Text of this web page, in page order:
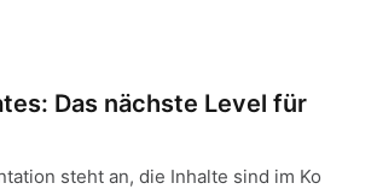
Das nächste Level für
steht an, die Inhalte sind im Ko